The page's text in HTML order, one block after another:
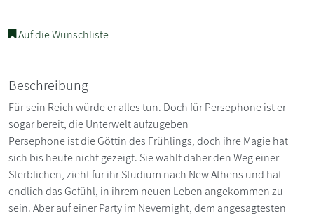
Auf die Wunschliste
Beschreibung
Für sein Reich würde er alles tun. Doch für Persephone ist er
sogar bereit, die Unterwelt aufzugeben
Persephone ist die Göttin des Frühlings, doch ihre Magie hat
sich bis heute nicht gezeigt. Sie wählt daher den Weg einer
Sterblichen, zieht für ihr Studium nach New Athens und hat
endlich das Gefühl, in ihrem neuen Leben angekommen zu
sein. Aber auf einer Party im Nevernight, dem angesagtesten